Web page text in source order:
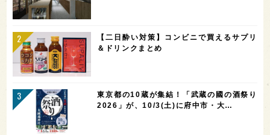
【二日酔い対策】コンビニで買えるサプリ
＆ドリンクまとめ
東京都の10蔵が集結！「武蔵の國の酒祭り
2026」が、10/3(土)に府中市・大…